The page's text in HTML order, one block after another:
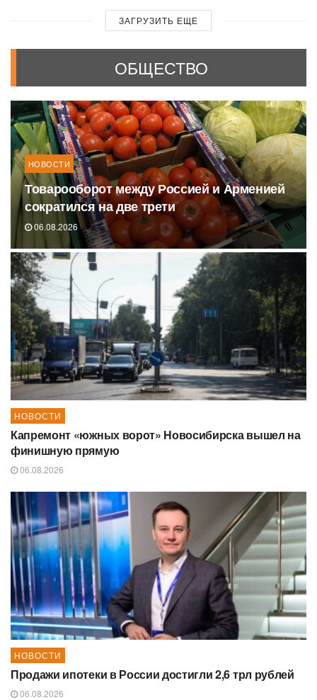
ЗАГРУЗИТЬ ЕЩЕ
ОБЩЕСТВО
НОВОСТИ
Товарооборот между Россией и Арменией
сократился на две трети
06.08.2026
НОВОСТИ
Капремонт «южных ворот» Новосибирска вышел на
финишную прямую
06.08.2026
НОВОСТИ
Продажи ипотеки в России достигли 2,6 трл рублей
06.08.2026